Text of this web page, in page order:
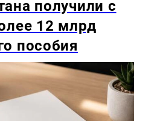
получили с
12 млрд
пособия